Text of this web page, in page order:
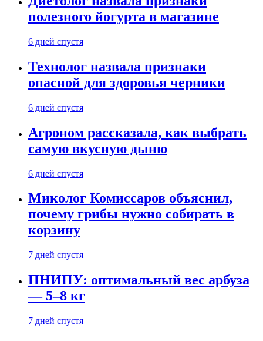
полезного йогурта в магазине
6 дней спустя
Технолог назвала признаки
опасной для здоровья черники
6 дней спустя
Агроном рассказала, как выбрать
самую вкусную дыню
6 дней спустя
Миколог Комиссаров объяснил,
почему грибы нужно собирать в
корзину
7 дней спустя
ПНИПУ: оптимальный вес арбуза
— 5–8 кг
7 дней спустя